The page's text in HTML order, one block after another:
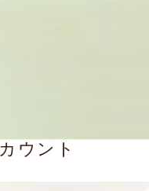
ウント